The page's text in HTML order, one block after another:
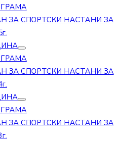
ЗА СПОРТСКИ НАСТАНИ ЗА
ЗА СПОРТСКИ НАСТАНИ ЗА
ЗА СПОРТСКИ НАСТАНИ ЗА